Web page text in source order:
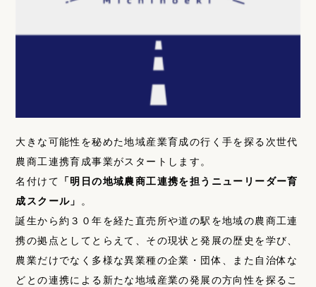
大きな可能性を秘めた地域産業育成の行く手を探る次世代
農商工連携育成事業がスタートします。
名付けて
「明日の地域農商工連携を担うニューリーダー育
成スクール」 。
誕生から約３０年を経た直売所や道の駅を地域の農商工連
携の拠点としてとらえて、その現状と発展の歴史を学び、
農業だけでなく多様な異業種の企業・団体、また自治体な
どとの連携による新たな地域産業の発展の方向性を探るこ